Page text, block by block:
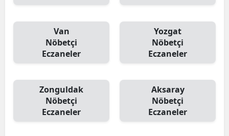
Van
Nöbetçi
Eczaneler
Yozgat
Nöbetçi
Eczaneler
Zonguldak
Nöbetçi
Eczaneler
Aksaray
Nöbetçi
Eczaneler